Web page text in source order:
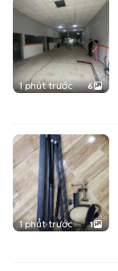
1 phút trước 6
1 phút trước 1